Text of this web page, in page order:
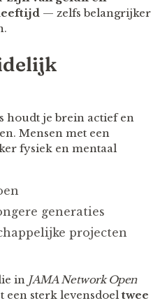
— zelfs belangrijker
houdt je brein actief en
Mensen met een
fysiek en mentaal
generaties
projecten
in JAMA Network Open
een sterk levensdoel twee